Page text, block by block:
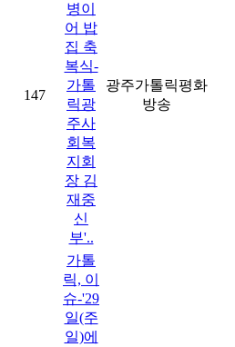
147
병이
어 밥
집 축
복식-
가톨
릭광
주사
회복
지회
장 김
재중
신
부'..
광주가톨릭평화
방송
가톨
릭, 이
슈-'29
일(주
일)에